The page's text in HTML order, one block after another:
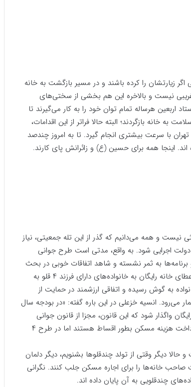
زیارتشان را کرده باشند و در مسیر بازگشت به خانه
نیست و بالاخره این هم بخشی از سختی‌های
اربعین هرساله تمام توان خود را به کار می‌گیرند تا
خانه بازگردند؛ البته حالا فراتر از این اقدامات،
با سرعت بیشتری انجام گیرد. تا به امروز چندصد
اینجا همه برای حسین (ع) و زائرانش پای کارند.
و همه می‌دانیم که گذر از این تله جمعیتی، نیاز
دولت اجرایی شود. به واقع، مدتی است طرح جوانی
به ثمر نشسته و شاهد اتفاقات خوبی در بحث
جوانی جمعیت باشیم، اما یکی از جدیدترین اخبار در این راستا، اعطای خانه رایگان به خانواده‌های دارای فرزند ۴ قلو به
به گوش رسیده و اتفاقی ارزشمند در حمایت از
انسیه خزعلی در این باره گفته: «در بودجه سال
فرزند ۴ قلو به بالا، مسکن رایگان واگذار شود که این قانون، مجزا از قانون جوانی
جمعیت است، زیرا در قانون جوانی جمعیت، والدین مکلف به پرداخت هزینه مسکن بطور اقساط هستند اما در طرح ۴
دیگر وقتی از تولد چندقلوها بشنویم، دیگر دلمان
صاحب خانه‌ها را برای اجاره مسکن جلب کنند. نگرانی
چندقلویی به آن پایان داده اند.